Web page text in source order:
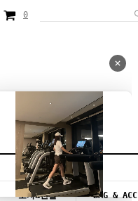
0
시즌20~50%세일
모자&신발 BAG & ACC